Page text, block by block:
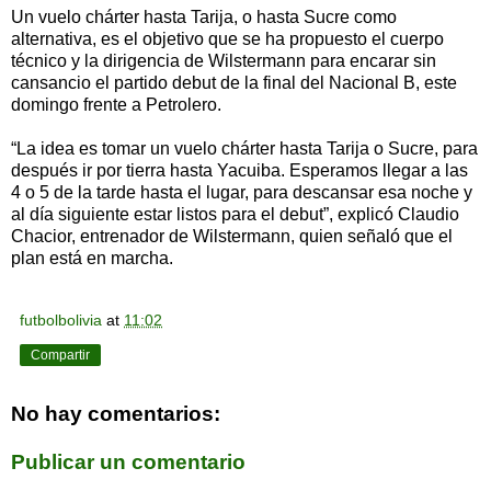
Un vuelo chárter hasta Tarija, o hasta Sucre como
alternativa, es el objetivo que se ha propuesto el cuerpo
técnico y la dirigencia de Wilstermann para encarar sin
cansancio el partido debut de la final del Nacional B, este
domingo frente a Petrolero.
“La idea es tomar un vuelo chárter hasta Tarija o Sucre, para
después ir por tierra hasta Yacuiba. Esperamos llegar a las
4 o 5 de la tarde hasta el lugar, para descansar esa noche y
al día siguiente estar listos para el debut”, explicó Claudio
Chacior, entrenador de Wilstermann, quien señaló que el
plan está en marcha.
futbolbolivia at 11:02
Compartir
No hay comentarios:
Publicar un comentario